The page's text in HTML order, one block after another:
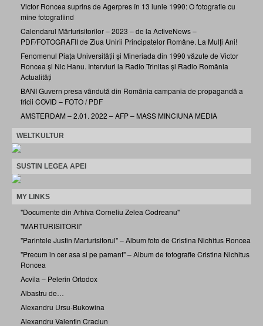
Victor Roncea suprins de Agerpres în 13 iunie 1990: O fotografie cu
mine fotografiind
Calendarul Mărturisitorilor – 2023 – de la ActiveNews –
PDF/FOTOGRAFII de Ziua Unirii Principatelor Române. La Mulți Ani!
Fenomenul Piața Universității și Mineriada din 1990 văzute de Victor
Roncea și Nic Hanu. Interviuri la Radio Trinitas și Radio România
Actualități
BANI Guvern presa vândută din România campania de propagandă a
fricii COVID – FOTO / PDF
AMSTERDAM – 2.01. 2022 – AFP – MASS MINCIUNA MEDIA
WELTKULTUR
SUSTIN LEGEA APEI
MY LINKS
"Documente din Arhiva Corneliu Zelea Codreanu"
"MARTURISITORII"
"Parintele Justin Marturisitorul" – Album foto de Cristina Nichitus Roncea
"Precum in cer asa si pe pamant" – Album de fotografie Cristina Nichitus
Roncea
Acvila – Pelerin Ortodox
Albastru de…
Alexandru Ursu-Bukowina
Alexandru Valentin Craciun